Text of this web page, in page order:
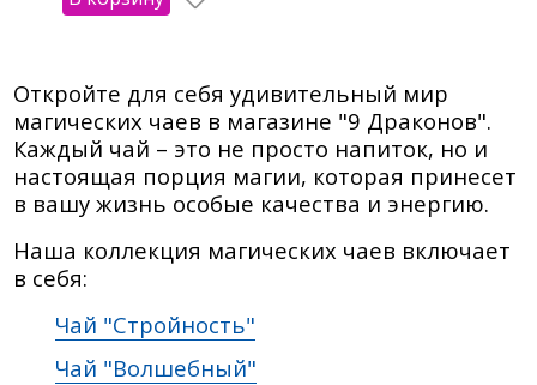
Откройте для себя удивительный мир
магических чаев в магазине "9 Драконов".
Каждый чай – это не просто напиток, но и
настоящая порция магии, которая принесет
в вашу жизнь особые качества и энергию.
Наша коллекция магических чаев включает
в себя:
Чай "Стройность"
Чай "Волшебный"